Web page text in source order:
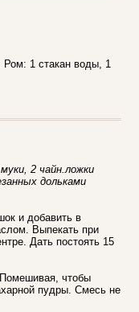
Ром: 1 стакан воды, 1
2 чайн.ложки
дольками
и добавить в
Выпекать при
Дать постоять 15
чтобы
пудры. Смесь не